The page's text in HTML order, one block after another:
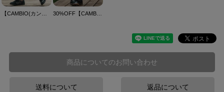
商品についてのお問い合わせ
送料について 返品について